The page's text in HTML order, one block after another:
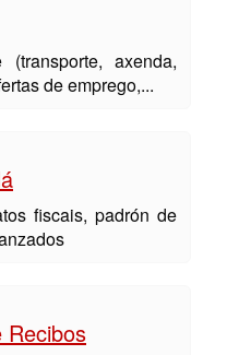
axenda,
de emprego,...
fiscais, padrón de
Recibos